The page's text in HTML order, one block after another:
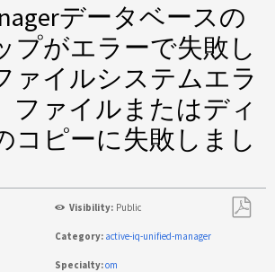
データベースの
プがエラーで失敗し
ァイルシステムエラ
ファイルまたはディ
コピーに失敗しまし
Visibility: Public
Category: active-iq-unified-manager
Specialty:om